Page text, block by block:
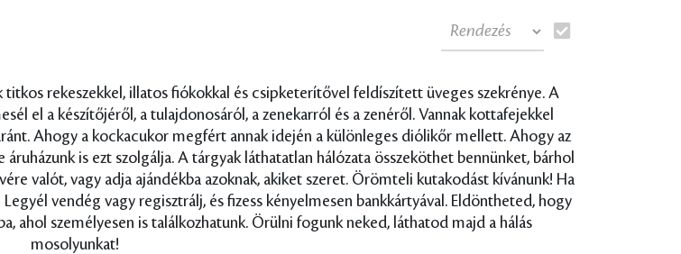
rekeszekkel, illatos fiókokkal és csipketerítővel feldíszített üveges szekrénye. A
el a készítőjéről, a tulajdonosáról, a zenekarról és a zenéről. Vannak kottafejekkel
Ahogy a kockacukor megfért annak idején a különleges diólikőr mellett. Ahogy az
is ezt szolgálja. A tárgyak láthatatlan hálózata összeköthet bennünket, bárhol
valót, vagy adja ajándékba azoknak, akiket szeret. Örömteli kutakodást kívánunk! Ha
vendég vagy regisztrálj, és fizess kényelmesen bankkártyával. Eldöntheted, hogy
ahol személyesen is találkozhatunk. Örülni fogunk neked, láthatod majd a hálás
mosolyunkat!